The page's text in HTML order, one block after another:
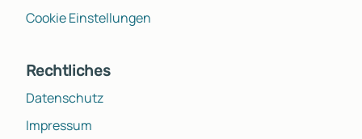
Cookie Einstellungen
Rechtliches
Datenschutz
Impressum